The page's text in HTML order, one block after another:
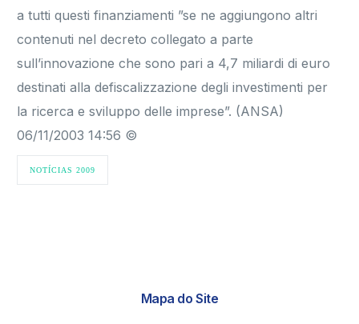
a tutti questi finanziamenti ”se ne aggiungono altri
contenuti nel decreto collegato a parte
sull’innovazione che sono pari a 4,7 miliardi di euro
destinati alla defiscalizzazione degli investimenti per
la ricerca e sviluppo delle imprese”. (ANSA)
06/11/2003 14:56 ©
NOTÍCIAS 2009
Mapa do Site